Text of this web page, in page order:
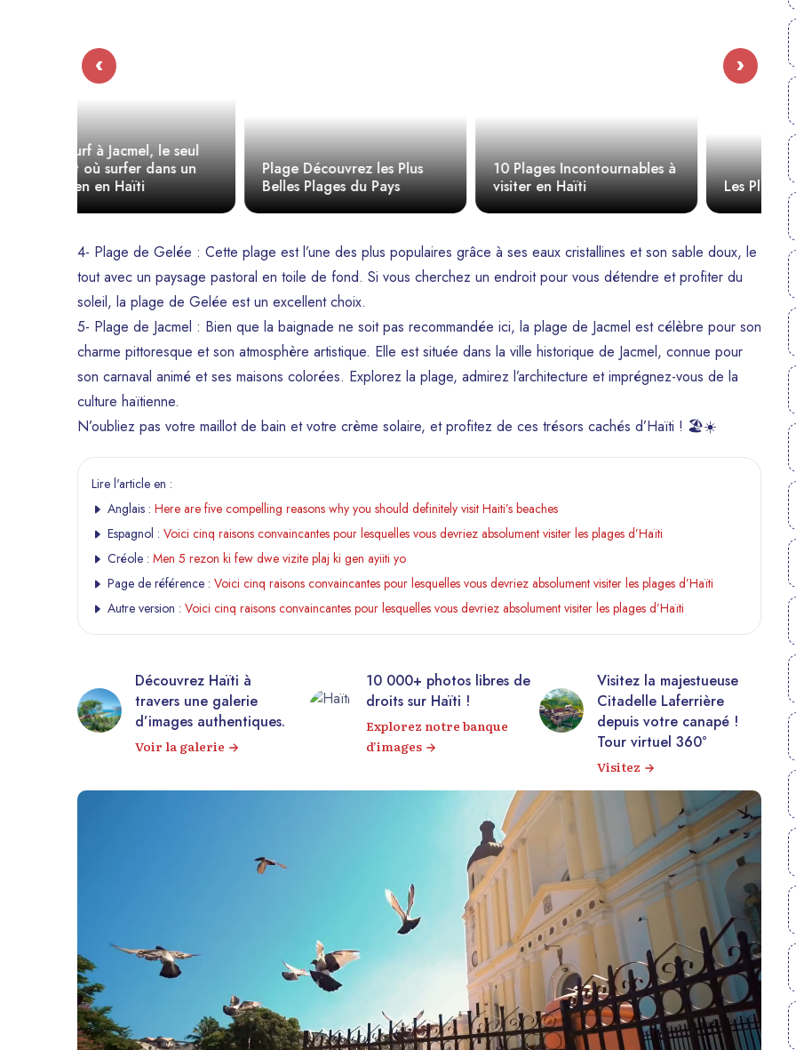
Plage Découvrez les Plus
Belles Plages du Pays
10 Plages Incontournables à
visiter en Haïti
Les Plus Belles Plages d’Haïti
‹ ›
4- Plage de Gelée : Cette plage est l’une des plus populaires grâce à ses eaux cristallines et son sable doux, le
tout avec un paysage pastoral en toile de fond. Si vous cherchez un endroit pour vous détendre et profiter du
soleil, la plage de Gelée est un excellent choix.
5- Plage de Jacmel : Bien que la baignade ne soit pas recommandée ici, la plage de Jacmel est célèbre pour son
charme pittoresque et son atmosphère artistique. Elle est située dans la ville historique de Jacmel, connue pour
son carnaval animé et ses maisons colorées. Explorez la plage, admirez l’architecture et imprégnez-vous de la
culture haïtienne.
N’oubliez pas votre maillot de bain et votre crème solaire, et profitez de ces trésors cachés d’Haïti ! 🏖️☀️
Lire l'article en :
Anglais : Here are five compelling reasons why you should definitely visit Haiti’s beaches
Espagnol : Voici cinq raisons convaincantes pour lesquelles vous devriez absolument visiter les plages d’Haïti
Créole : Men 5 rezon ki few dwe vizite plaj ki gen ayiiti yo
Page de référence : Voici cinq raisons convaincantes pour lesquelles vous devriez absolument visiter les plages d’Haïti
Autre version : Voici cinq raisons convaincantes pour lesquelles vous devriez absolument visiter les plages d’Haïti
Découvrez Haïti à
travers une galerie
d’images authentiques.
Voir la galerie
10 000+ photos libres de
droits sur Haïti !
Explorez notre banque
d’images
Visitez la majestueuse
Citadelle Laferrière
depuis votre canapé !
Tour virtuel 360°
Visitez